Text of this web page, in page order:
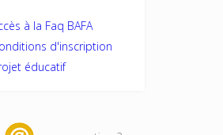
à la Faq BAFA
d'inscription
éducatif